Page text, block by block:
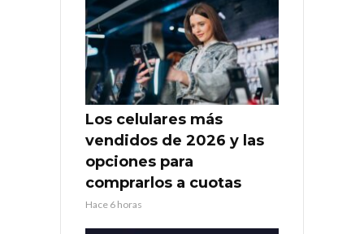
Los celulares más
vendidos de 2026 y las
opciones para
comprarlos a cuotas
Hace 6 horas